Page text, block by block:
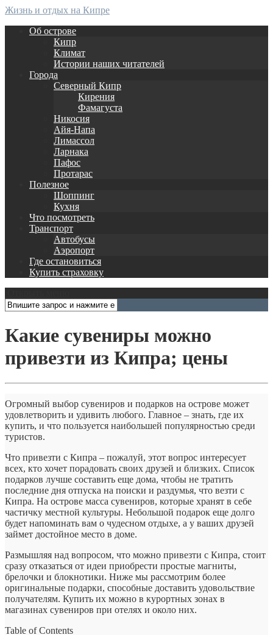
Жизнь и отдых на Кипре
Об острове
Кипр
Климат
Истории наших читателей
Города
Северный Кипр
Кирения
Фамагуста
Никосия
Айя-Напа
Лимассол
Ларнака
Пафос
Протарас
Полезное
Шоппинг
Кухня
Что посмотреть
Транспорт
Автобусы
Аэропорт
Где остановиться
Купить страховку
Какие сувениры можно
привезти из Кипра; цены
Огромный выбор сувениров и подарков на острове может
удовлетворить и удивить любого. Главное – знать, где их
купить, и что пользуется наибольшей популярностью среди
туристов.
Что привезти с Кипра – пожалуй, этот вопрос интересует
всех, кто хочет порадовать своих друзей и близких. Список
подарков лучше составить еще дома, чтобы не тратить
последние дня отпуска на поиски и раздумья, что везти с
Кипра. На острове масса сувениров, которые хранят в себе
частичку местной культуры. Небольшой подарок еще долго
будет напоминать вам о чудесном отдыхе, а у ваших друзей
займет достойное место в доме.
Размышляя над вопросом, что можно привезти с Кипра, стоит
сразу отказаться от идеи приобрести простые магниты,
брелочки и блокнотики. Ниже мы рассмотрим более
оригинальные подарки, способные доставить удовольствие
получателям. Купить их можно в курортных зонах в
магазинах сувениров при отелях и около них.
Table of Contents